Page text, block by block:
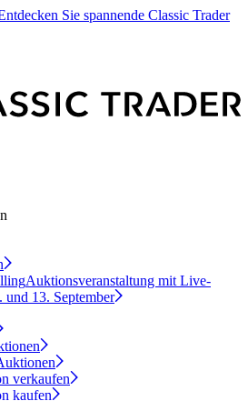
Sie spannende Classic Trader
Auktionsveranstaltung mit Live-
13. September
verkaufen
kaufen